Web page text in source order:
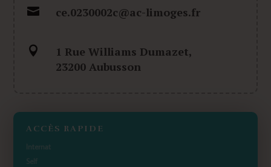
 ce.0230002c@ac-limoges.fr

1 Rue Williams Dumazet,
23200 Aubusson
ACCÈS RAPIDE